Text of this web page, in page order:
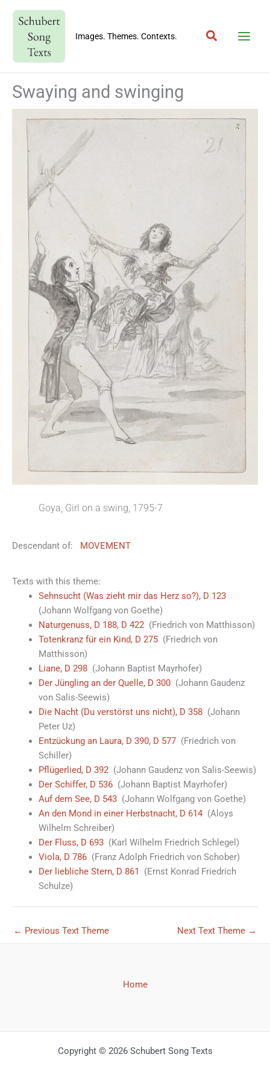
content
Images. Themes. Contexts. Search
Swaying and swinging
Goya, Girl on a swing, 1795-7
Descendant of: MOVEMENT
Texts with this theme:
Sehnsucht (Was zieht mir das Herz so?), D 123
(Johann Wolfgang von Goethe)
Naturgenuss, D 188, D 422(Friedrich von Matthisson)
Totenkranz für ein Kind, D 275(Friedrich von
Matthisson)
Liane, D 298(Johann Baptist Mayrhofer)
Der Jüngling an der Quelle, D 300(Johann Gaudenz
von Salis-Seewis)
Die Nacht (Du verstörst uns nicht), D 358(Johann
Peter Uz)
Entzückung an Laura, D 390, D 577(Friedrich von
Schiller)
Pflügerlied, D 392(Johann Gaudenz von Salis-Seewis)
Der Schiffer, D 536(Johann Baptist Mayrhofer)
Auf dem See, D 543(Johann Wolfgang von Goethe)
An den Mond in einer Herbstnacht, D 614(Aloys
Wilhelm Schreiber)
Der Fluss, D 693(Karl Wilhelm Friedrich Schlegel)
Viola, D 786(Franz Adolph Friedrich von Schober)
Der liebliche Stern, D 861 (Ernst Konrad Friedrich
Schulze)
← Previous Text Theme Next Text Theme →
Home
Copyright © 2026 Schubert Song Texts